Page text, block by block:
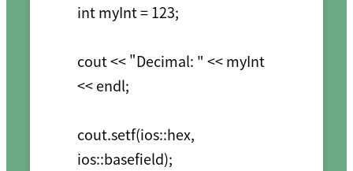
int myInt = 123;
cout << "Decimal: " << myInt
<< endl;
cout.setf(ios::hex,
ios::basefield);